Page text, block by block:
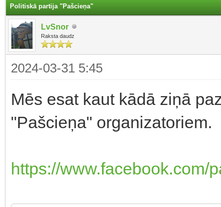
Politiskā partija "Pašcieņa"
LvSnor
Raksta daudz
2024-03-31 5:45
Mēs esat kaut kādā ziņā
"Pašcieņa" organizatoriem.
https://www.facebook.com/